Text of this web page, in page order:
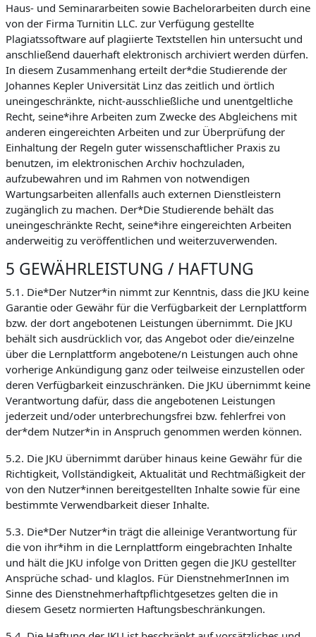
Haus- und Seminararbeiten sowie Bachelorarbeiten durch eine
von der Firma Turnitin LLC. zur Verfügung gestellte
Plagiatssoftware auf plagiierte Textstellen hin untersucht und
anschließend dauerhaft elektronisch archiviert werden dürfen.
In diesem Zusammenhang erteilt der*die Studierende der
Johannes Kepler Universität Linz das zeitlich und örtlich
uneingeschränkte, nicht-ausschließliche und unentgeltliche
Recht, seine*ihre Arbeiten zum Zwecke des Abgleichens mit
anderen eingereichten Arbeiten und zur Überprüfung der
Einhaltung der Regeln guter wissenschaftlicher Praxis zu
benutzen, im elektronischen Archiv hochzuladen,
aufzubewahren und im Rahmen von notwendigen
Wartungsarbeiten allenfalls auch externen Dienstleistern
zugänglich zu machen. Der*Die Studierende behält das
uneingeschränkte Recht, seine*ihre eingereichten Arbeiten
anderweitig zu veröffentlichen und weiterzuverwenden.
5 GEWÄHRLEISTUNG / HAFTUNG
5.1. Die*Der Nutzer*in nimmt zur Kenntnis, dass die JKU keine
Garantie oder Gewähr für die Verfügbarkeit der Lernplattform
bzw. der dort angebotenen Leistungen übernimmt. Die JKU
behält sich ausdrücklich vor, das Angebot oder die/einzelne
über die Lernplattform angebotene/n Leistungen auch ohne
vorherige Ankündigung ganz oder teilweise einzustellen oder
deren Verfügbarkeit einzuschränken. Die JKU übernimmt keine
Verantwortung dafür, dass die angebotenen Leistungen
jederzeit und/oder unterbrechungsfrei bzw. fehlerfrei von
der*dem Nutzer*in in Anspruch genommen werden können.
5.2. Die JKU übernimmt darüber hinaus keine Gewähr für die
Richtigkeit, Vollständigkeit, Aktualität und Rechtmäßigkeit der
von den Nutzer*innen bereitgestellten Inhalte sowie für eine
bestimmte Verwendbarkeit dieser Inhalte.
5.3. Die*Der Nutzer*in trägt die alleinige Verantwortung für
die von ihr*ihm in die Lernplattform eingebrachten Inhalte
und hält die JKU infolge von Dritten gegen die JKU gestellter
Ansprüche schad- und klaglos. Für DienstnehmerInnen im
Sinne des Dienstnehmerhaftpflichtgesetzes gelten die in
diesem Gesetz normierten Haftungsbeschränkungen.